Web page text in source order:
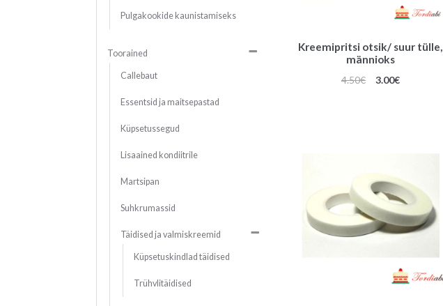
Kreemipritsi otsik/ suur tülle,
männioks
4.50€
Algne
3.00€Praegune
Pulgakookide kaunistamiseks
Toorained
Callebaut
Essentsid ja maitsepastad
Küpsetussegud
Lisaained kondiitrile
Martsipan
Suhkrumassid
Täidised ja valmiskreemid
Küpsetuskindlad täidised
Trühvlitäidised